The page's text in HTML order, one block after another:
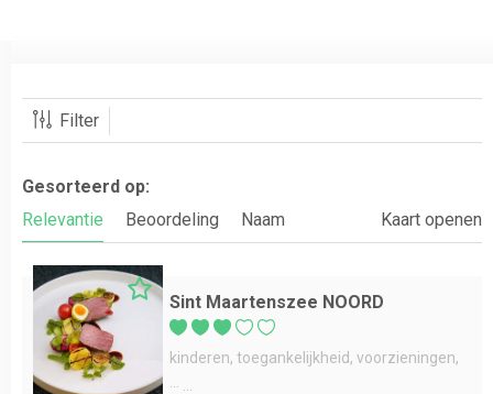
Filter
Gesorteerd op:
Relevantie
Beoordeling Naam Kaart openen
Sint Maartenszee NOORD
kinderen toegankelijkheid voorzieningen